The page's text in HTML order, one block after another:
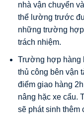
nhà vận chuyển
thể lường trước
những trường
trách nhiệm.
Trường hợp hàng
thủ công bên vận
điểm giao hàng
nâng hặc xe cẩu.
sẽ phát sinh thêm